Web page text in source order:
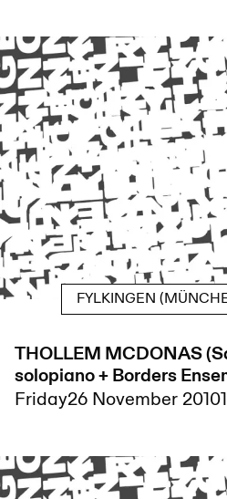
FYLKINGEN
THOLLEM MCDONAS
solopiano + Borders
Friday26 November 2010